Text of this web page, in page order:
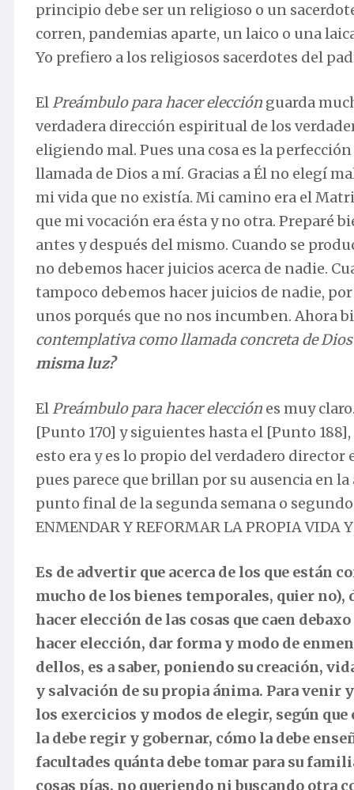
principio debe ser un religioso o un
corren, pandemias aparte, un laico o una
Yo prefiero a los religiosos sacerdotes del
ElPreámbulo para hacer elección guarda
verdadera dirección espiritual de los
eligiendo mal. Pues una cosa es la
llamada de Dios a mí. Gracias a Él no elegí
mi vida que no existía. Mi camino era el
que mi vocación era ésta y no otra. Preparé
antes y después del mismo. Cuando se
no debemos hacer juicios acerca de nadie.
tampoco debemos hacer juicios de nadie,
unos porqués que no nos incumben. Ahora
contemplativa como llamada concreta de Dios
misma luz?
ElPreámbulo para hacer elección es muy
[Punto 170] y siguientes hasta el [Punto 188],
esto era y es lo propio del verdadero
pues parece que brillan por su ausencia en
punto final de la segunda semana o
ENMENDAR Y REFORMAR LA PROPIA
Es de advertir que acerca de los que están
mucho de los bienes temporales, quier
hacer elección de las cosas que caen
hacer elección, dar forma y modo de
dellos, es a saber, poniendo su creación,
y salvación de su propia ánima. Para
los exercicios y modos de elegir, según
la debe regir y gobernar, cómo la debe
facultades quánta debe tomar para su
cosas pías, no queriendo ni buscando otra